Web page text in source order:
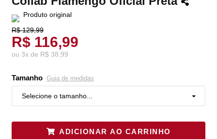
Produto original
R$ 129,99
R$ 116,99
ou 3x de R$ 38,99
Tamanho Guia de medidas
Selecione o tamanho...
ADICIONAR AO CARRINHO